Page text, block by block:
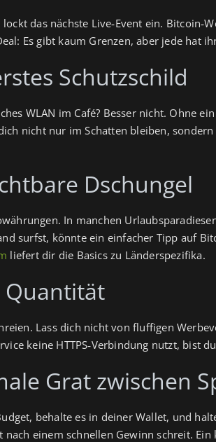
das nächste Live‑Event ein.
Es gibt kaum Grenzen, aber jede hat
Schutzschild
WLAN im Café? Besser nicht. Ohne
nicht nur im Schatten bleiben,
Dschungel
In manchen
surfst, könnte ein einfacher Tipp auf
liefert dir die Basics zu Länderspezifika.
Quantität
Lass dich nicht von fluffigen
keine HTTPS‑Verbindung nutzt, bist
Grat zwischen
behalte es in deiner Wallet, und
einem schnellen Gewinn schreit.